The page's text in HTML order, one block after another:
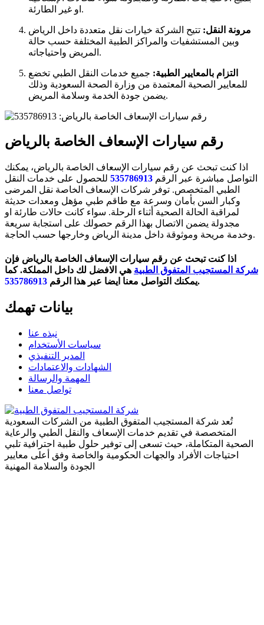
او غير الطارئة.
مرونة النقل: تتيح الشركة خيارات نقل متعددة داخل الرياض
وبين المستشفيات والمراكز الطبية المختلفة حسب حالة
المريض واحتياجاته.
التزام بالمعايير الطبية: جميع خدمات النقل الطبي تخضع
للمعايير الصحية المعتمدة من وزارة الصحة السعودية وذلك
يضمن جودة الخدمة وسلامة المريض.
رقم سيارات الإسعاف الخاصة بالرياض
اذا كنت تبحث عن رقم سيارات الإسعاف الخاصة بالرياض، يمكنك
التواصل مباشرة عبر الرقم 535786913 للحصول على خدمات النقل
الطبي المتخصص. توفر شركات الإسعاف الخاصة نقل المرضى
وكبار السن بأمان وسرعة مع طاقم طبي مؤهل ومعدات حديثة
لمراقبة الحالة الصحية أثناء الرحلة. سواء كانت حالات طارئة او
مجدولة يضمن الاتصال بهذا الرقم حصولك على استجابة سريعة
وخدمة مريحة وموثوقة داخل مدينة الرياض وخارجها حسب الحاجة.
اذا كنت تبحث عن رقم سيارات الإسعاف الخاصة بالرياض فإن
شركة المستجيب المتفوق الطبية هي الافضل لك داخل المملكة. كما
يمكنك التواصل معنا ايضا عبر هذا الرقم 535786913 .
بيانات تهمك
نبذه عنا
سياسات الأستخدام
المدير التنفيذي
الشهادات والاعتمادات
المهمة والرسالة
تواصل معنا
تُعد شركة المستجيب المتفوق الطبية من الشركات السعودية
المتخصصة في تقديم خدمات الإسعاف والنقل الطبي والرعاية
الصحية المتكاملة، حيث تسعى إلى توفير حلول طبية احترافية تلبي
احتياجات الأفراد والجهات الحكومية والخاصة وفق أعلى معايير
الجودة والسلامة المهنية